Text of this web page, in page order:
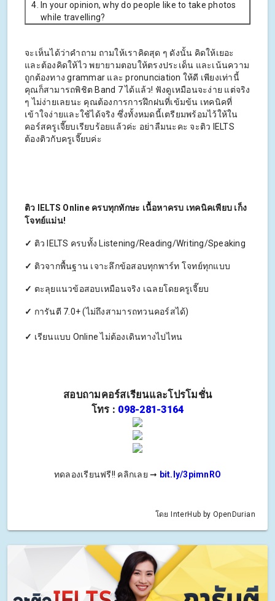
In your opinion, why do people like to take photos
while travelling?
จะเห็นได้ว่าคำถาม ถามให้เราคิดสุด ๆ ดังนั้น คิดให้เยอะ
และต้องคิดให้ไว พยายามตอบให้ตรงประเด็น และเน้นความ
ถูกต้องทาง grammar และ pronunciation ให้ดี เพียงเท่านี้
คุณก็สามารถพิชิต Band 7 ได้แล้ว! ฟังดูเหมือนจะง่าย แต่จริง
ๆ ไม่ง่ายเลยนะ คุณต้องการการฝึกฝนที่เข้มข้น เทคนิคที่
เข้าใจง่ายและใช้ได้จริง ซึ่งทั้งหมดนี้เตรียมพร้อมไว้ให้ใน
คอร์สครูเจี๊ยบเรียบร้อยแล้วค่ะ อย่าลืมนะคะ จะติว IELTS
ต้องติวกับครูเจี๊ยบค่ะ
ติว IELTS Online ครบทุกทักษะ เนื้อหาครบ เทคนิคเพียบ เก็ง
โจทย์แม่น!
✓ ติว IELTS ครบทั้ง Listening/Reading/Writing/Speaking
✓ ติวจากพื้นฐาน เจาะลึกข้อสอบทุกพาร์ท โจทย์ทุกแบบ
✓ ตะลุยแนวข้อสอบเหมือนจริง เฉลยโดยครูเจี๊ยบ
✓ การันตี 7.0+ (ไม่ถึงสามารถทวนคอร์สได้)
✓ เรียนแบบ Online ไม่ต้องเดินทางไปไหน
สอบถามคอร์สเรียนและโปรโมชั่น
โทร : 098-281-3164
ทดลองเรียนฟรี!! คลิกเลย ➞ bit.ly/3pimnRO
โดย InterHub by OpenDurian